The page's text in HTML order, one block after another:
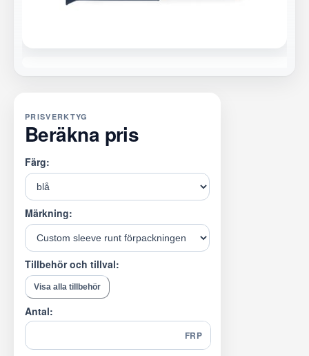
PRISVERKTYG
Beräkna pris
Färg:
Märkning:
Tillbehör och tillval:
Visa alla tillbehör
Antal:
FRP